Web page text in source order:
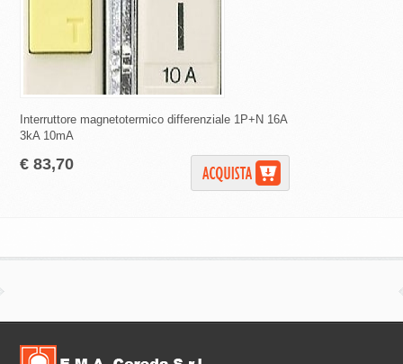
Interruttore magnetotermico differenziale 1P+N 16A
3kA 10mA
€ 83,70